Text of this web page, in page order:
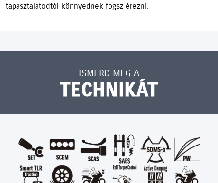
tapasztalatodtól könnyednek fogsz érezni.
ISMERD MEG A
TECHNIKÁT